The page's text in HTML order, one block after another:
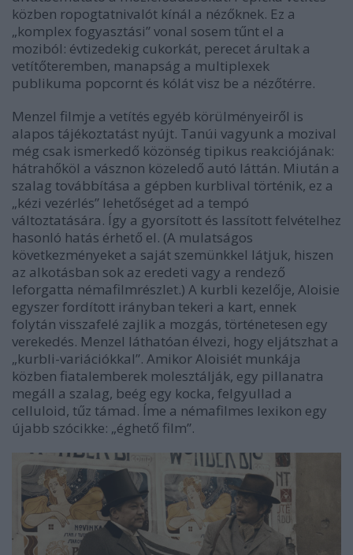
közben ropogtatnivalót kínál a nézőknek. Ez a
„komplex fogyasztási” vonal sosem tűnt el a
moziból: évtizedekig cukorkát, perecet árultak a
vetítőteremben, manapság a multiplexek
publikuma popcornt és kólát visz be a nézőtérre.
Menzel filmje a vetítés egyéb körülményeiről is
alapos tájékoztatást nyújt. Tanúi vagyunk a mozival
még csak ismerkedő közönség tipikus reakciójának:
hátrahőköl a vásznon közeledő autó láttán. Miután a
szalag továbbítása a gépben kurblival történik, ez a
„kézi vezérlés” lehetőséget ad a tempó
változtatására. Így a gyorsított és lassított felvételhez
hasonló hatás érhető el. (A mulatságos
következményeket a saját szemünkkel látjuk, hiszen
az alkotásban sok az eredeti vagy a rendező
leforgatta némafilmrészlet.) A kurbli kezelője, Aloisie
egyszer fordított irányban tekeri a kart, ennek
folytán visszafelé zajlik a mozgás, történetesen egy
verekedés. Menzel láthatóan élvezi, hogy eljátszhat a
„kurbli-variációkkal”. Amikor Aloisiét munkája
közben fiatalemberek molesztálják, egy pillanatra
megáll a szalag, beég egy kocka, felgyullad a
celluloid, tűz támad. Íme a némafilmes lexikon egy
újabb szócikke: „éghető film”.